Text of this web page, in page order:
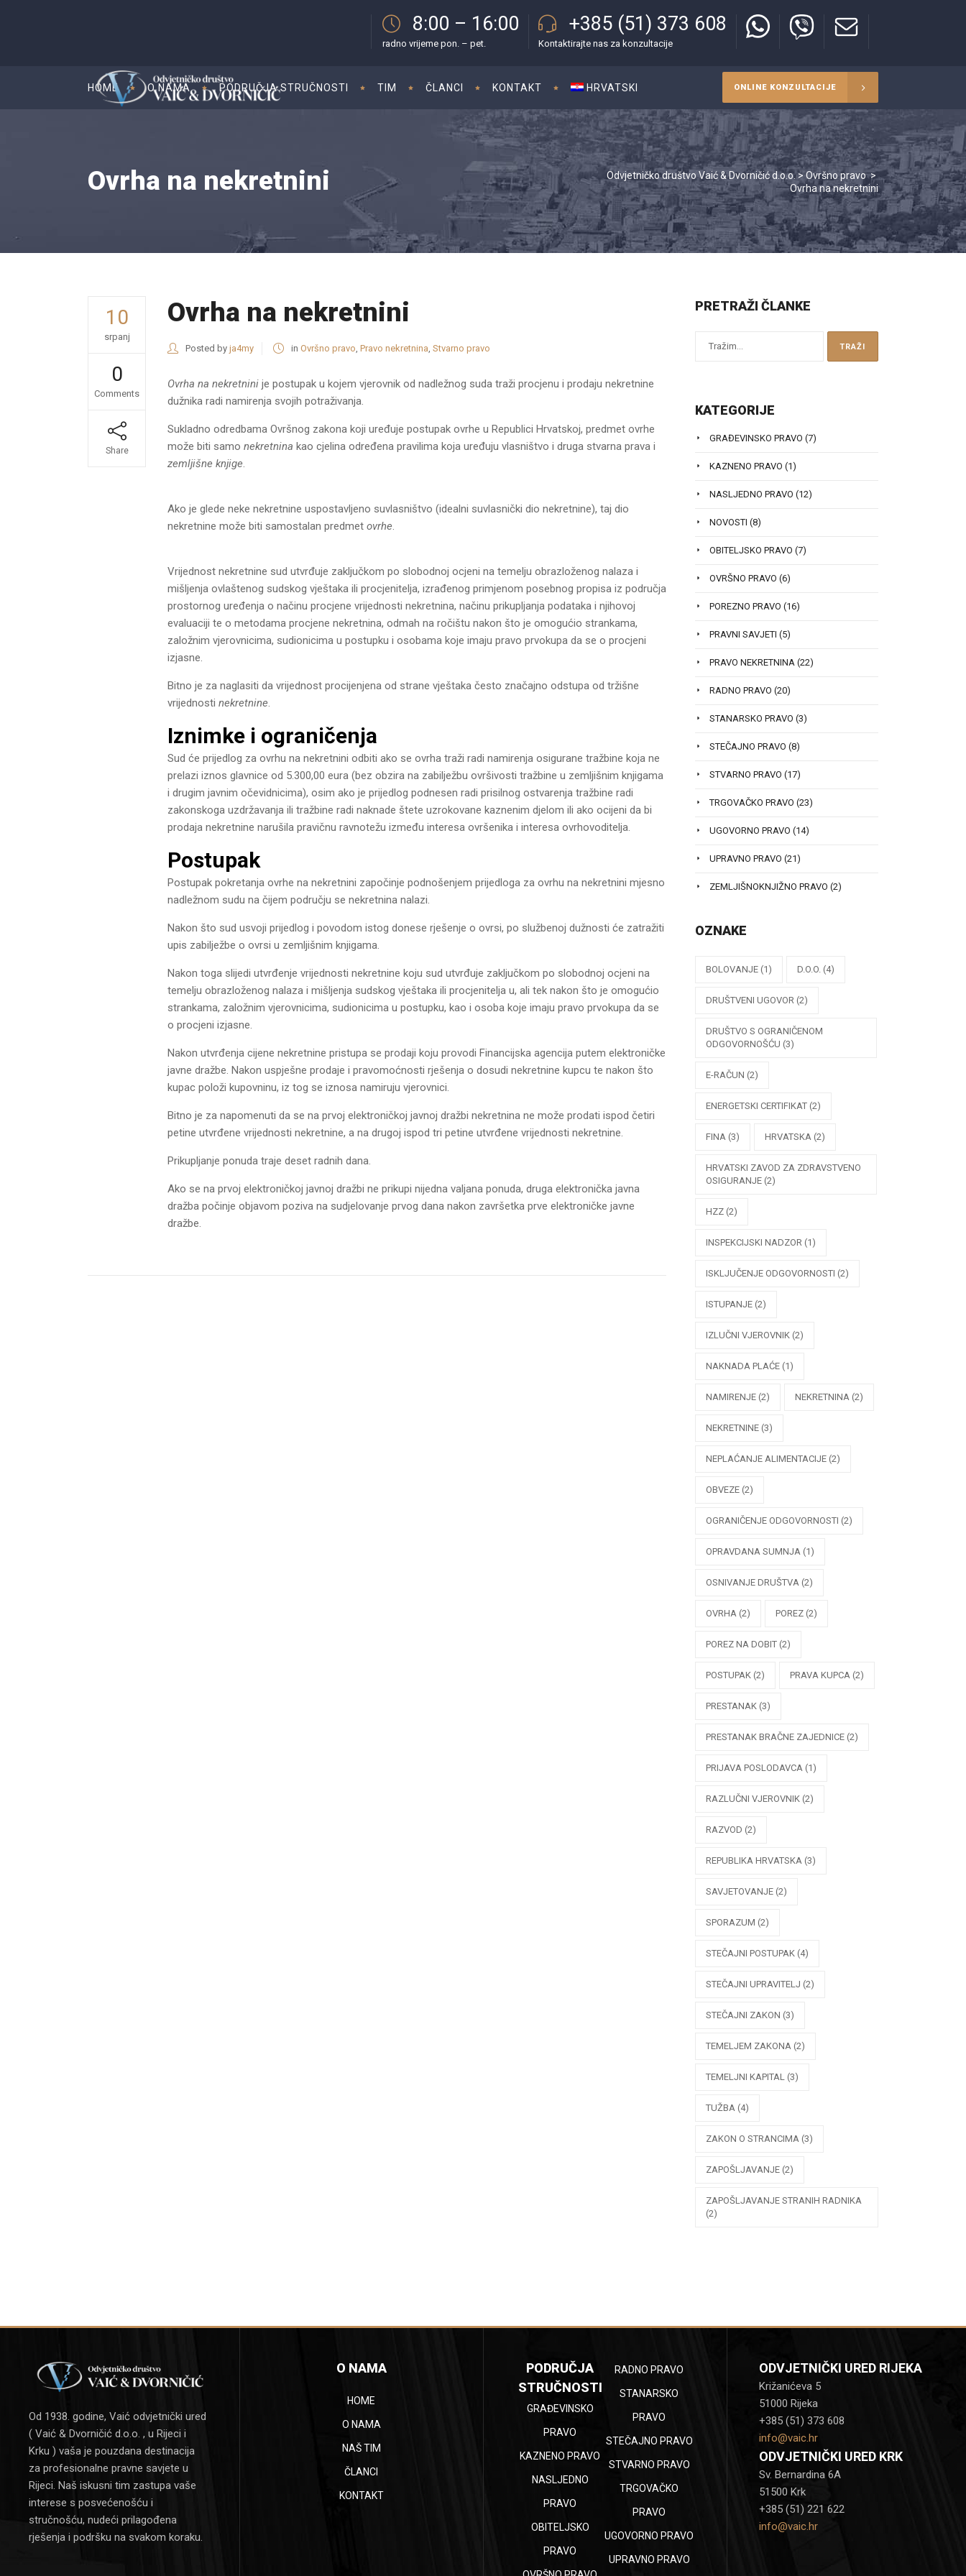
8:00 – 16:00
radno vrijeme pon. – pet.
+385 (51) 373 608
Kontaktirajte nas za konzultacije
HOME O NAMA PODRUČJA STRUČNOSTI TIM ČLANCI KONTAKT HRVATSKI ONLINE KONZULTACIJE
Ovrha na nekretnini Odvjetničko društvo Vaić & Dvorničić d.o.o.> Ovršno pravo>
Ovrha na nekretnini
10
srpanj
0
Comments
Share
Ovrha na nekretnini
Posted by ja4my in Ovršno pravo, Pravo nekretnina, Stvarno pravo
Ovrha na nekretnini je postupak u kojem vjerovnik od nadležnog suda traži procjenu i prodaju nekretnine
dužnika radi namirenja svojih potraživanja.
Sukladno odredbama Ovršnog zakona koji uređuje postupak ovrhe u Republici Hrvatskoj, predmet ovrhe
može biti samo nekretnina kao cjelina određena pravilima koja uređuju vlasništvo i druga stvarna prava i
zemljišne knjige.
Ako je glede neke nekretnine uspostavljeno suvlasništvo (idealni suvlasnički dio nekretnine), taj dio
nekretnine može biti samostalan predmet ovrhe.
Vrijednost nekretnine sud utvrđuje zaključkom po slobodnoj ocjeni na temelju obrazloženog nalaza i
mišljenja ovlaštenog sudskog vještaka ili procjenitelja, izrađenog primjenom posebnog propisa iz područja
prostornog uređenja o načinu procjene vrijednosti nekretnina, načinu prikupljanja podataka i njihovoj
evaluaciji te o metodama procjene nekretnina, odmah na ročištu nakon što je omogućio strankama,
založnim vjerovnicima, sudionicima u postupku i osobama koje imaju pravo prvokupa da se o procjeni
izjasne.
Bitno je za naglasiti da vrijednost procijenjena od strane vještaka često značajno odstupa od tržišne
vrijednosti nekretnine.
Iznimke i ograničenja
Sud će prijedlog za ovrhu na nekretnini odbiti ako se ovrha traži radi namirenja osigurane tražbine koja ne
prelazi iznos glavnice od 5.300,00 eura (bez obzira na zabilježbu ovršivosti tražbine u zemljišnim knjigama
i drugim javnim očevidnicima), osim ako je prijedlog podnesen radi prisilnog ostvarenja tražbine radi
zakonskoga uzdržavanja ili tražbine radi naknade štete uzrokovane kaznenim djelom ili ako ocijeni da bi
prodaja nekretnine narušila pravičnu ravnotežu između interesa ovršenika i interesa ovrhovoditelja.
Postupak
Postupak pokretanja ovrhe na nekretnini započinje podnošenjem prijedloga za ovrhu na nekretnini mjesno
nadležnom sudu na čijem području se nekretnina nalazi.
Nakon što sud usvoji prijedlog i povodom istog donese rješenje o ovrsi, po službenoj dužnosti će zatražiti
upis zabilježbe o ovrsi u zemljišnim knjigama.
Nakon toga slijedi utvrđenje vrijednosti nekretnine koju sud utvrđuje zaključkom po slobodnoj ocjeni na
temelju obrazloženog nalaza i mišljenja sudskog vještaka ili procjenitelja u, ali tek nakon što je omogućio
strankama, založnim vjerovnicima, sudionicima u postupku, kao i osoba koje imaju pravo prvokupa da se
o procjeni izjasne.
Nakon utvrđenja cijene nekretnine pristupa se prodaji koju provodi Financijska agencija putem elektroničke
javne dražbe. Nakon uspješne prodaje i pravomoćnosti rješenja o dosudi nekretnine kupcu te nakon što
kupac položi kupovninu, iz tog se iznosa namiruju vjerovnici.
Bitno je za napomenuti da se na prvoj elektroničkoj javnoj dražbi nekretnina ne može prodati ispod četiri
petine utvrđene vrijednosti nekretnine, a na drugoj ispod tri petine utvrđene vrijednosti nekretnine.
Prikupljanje ponuda traje deset radnih dana.
Ako se na prvoj elektroničkoj javnoj dražbi ne prikupi nijedna valjana ponuda, druga elektronička javna
dražba počinje objavom poziva na sudjelovanje prvog dana nakon završetka prve elektroničke javne
dražbe.
PRETRAŽI ČLANKE
KATEGORIJE
GRAĐEVINSKO PRAVO (7)
KAZNENO PRAVO (1)
NASLJEDNO PRAVO (12)
NOVOSTI (8)
OBITELJSKO PRAVO (7)
OVRŠNO PRAVO (6)
POREZNO PRAVO (16)
PRAVNI SAVJETI (5)
PRAVO NEKRETNINA (22)
RADNO PRAVO (20)
STANARSKO PRAVO (3)
STEČAJNO PRAVO (8)
STVARNO PRAVO (17)
TRGOVAČKO PRAVO (23)
UGOVORNO PRAVO (14)
UPRAVNO PRAVO (21)
ZEMLJIŠNOKNJIŽNO PRAVO (2)
OZNAKE
BOLOVANJE (1) D.O.O. (4)
DRUŠTVENI UGOVOR (2)
DRUŠTVO S OGRANIČENOM
ODGOVORNOŠĆU (3)
E-RAČUN (2)
ENERGETSKI CERTIFIKAT (2)
FINA (3) HRVATSKA (2)
HRVATSKI ZAVOD ZA ZDRAVSTVENO
OSIGURANJE (2)
HZZ (2)
INSPEKCIJSKI NADZOR (1)
ISKLJUČENJE ODGOVORNOSTI (2)
ISTUPANJE (2)
IZLUČNI VJEROVNIK (2)
NAKNADA PLAĆE (1)
NAMIRENJE (2) NEKRETNINA (2)
NEKRETNINE (3)
NEPLAĆANJE ALIMENTACIJE (2)
OBVEZE (2)
OGRANIČENJE ODGOVORNOSTI (2)
OPRAVDANA SUMNJA (1)
OSNIVANJE DRUŠTVA (2)
OVRHA (2) POREZ (2)
POREZ NA DOBIT (2)
POSTUPAK (2) PRAVA KUPCA (2)
PRESTANAK (3)
PRESTANAK BRAČNE ZAJEDNICE (2)
PRIJAVA POSLODAVCA (1)
RAZLUČNI VJEROVNIK (2)
RAZVOD (2)
REPUBLIKA HRVATSKA (3)
SAVJETOVANJE (2)
SPORAZUM (2)
STEČAJNI POSTUPAK (4)
STEČAJNI UPRAVITELJ (2)
STEČAJNI ZAKON (3)
TEMELJEM ZAKONA (2)
TEMELJNI KAPITAL (3)
TUŽBA (4)
ZAKON O STRANCIMA (3)
ZAPOŠLJAVANJE (2)
ZAPOŠLJAVANJE STRANIH RADNIKA
(2)
Od 1938. godine, Vaić odvjetnički ured
( Vaić & Dvorničić d.o.o. , u Rijeci i
Krku ) vaša je pouzdana destinacija
za profesionalne pravne savjete u
Rijeci. Naš iskusni tim zastupa vaše
interese s posvećenošću i
stručnošću, nudeći prilagođena
rješenja i podršku na svakom koraku.
O NAMA
HOME
O NAMA
NAŠ TIM
ČLANCI
KONTAKT
PODRUČJA
STRUČNOSTI
GRAĐEVINSKO
PRAVO
KAZNENO PRAVO
NASLJEDNO
PRAVO
OBITELJSKO
PRAVO
RADNO PRAVO
STANARSKO
PRAVO
STEČAJNO PRAVO
STVARNO PRAVO
TRGOVAČKO
PRAVO
UGOVORNO PRAVO
UPRAVNO PRAVO
ODVJETNIČKI URED RIJEKA
Križanićeva 5
51000 Rijeka
+385 (51) 373 608
info@vaic.hr
ODVJETNIČKI URED KRK
Sv. Bernardina 6A
51500 Krk
+385 (51) 221 622
info@vaic.hr